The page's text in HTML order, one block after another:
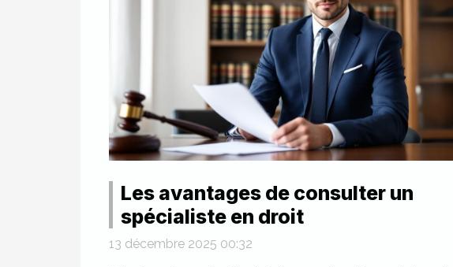
Les avantages de consulter un
spécialiste en droit
13 décembre 2025 00:32